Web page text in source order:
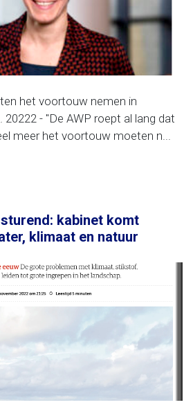
het voortouw nemen in
20222 - "De AWP roept al lang dat
meer het voortouw moeten n...
kabinet komt
klimaat en natuur